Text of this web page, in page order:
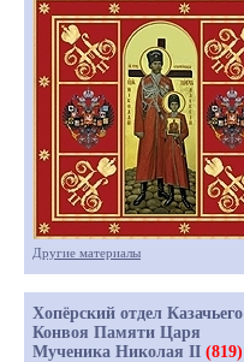
Другие материалы
Хопёрский отдел Казачьего
Конвоя Памяти Царя
Мученика Николая II (819)